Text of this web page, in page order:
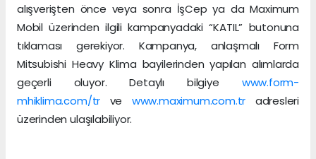
alışverişten önce veya sonra İşCep ya da Maximum
Mobil üzerinden ilgili kampanyadaki “KATIL” butonuna
tıklaması gerekiyor. Kampanya, anlaşmalı Form
Mitsubishi Heavy Klima bayilerinden yapılan alımlarda
geçerli oluyor. Detaylı bilgiye www.form-
mhiklima.com/tr ve www.maximum.com.tr adresleri
üzerinden ulaşılabiliyor.